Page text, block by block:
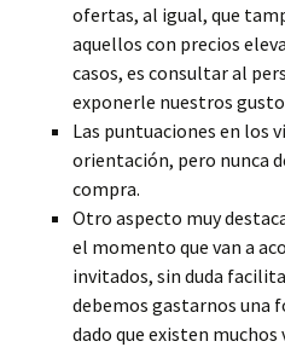
ofertas, al igual, que
aquellos con precios
casos, es consultar al
exponerle nuestros
Las puntuaciones en los
orientación, pero nunca
compra.
Otro aspecto muy
el momento que van a
invitados, sin duda
debemos gastarnos una
dado que existen